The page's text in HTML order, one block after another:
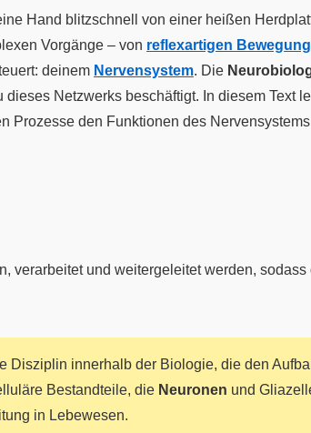
Hand blitzschnell von einer heißen
Vorgänge – von reflexartigen
deinem Nervensystem. Die
Netzwerks beschäftigt. In diesem Text
Prozesse den Funktionen des
verarbeitet und weitergeleitet werden,
Disziplin innerhalb der Biologie, die den
Bestandteile, die Neuronen und
in Lebewesen.